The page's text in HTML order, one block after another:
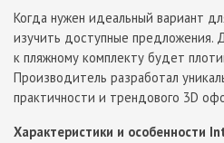
Когда нужен идеальный вариант
изучить доступные предложения.
к пляжному комплекту будет
Производитель разработал
практичности и трендового 3D
Характеристики и особенности